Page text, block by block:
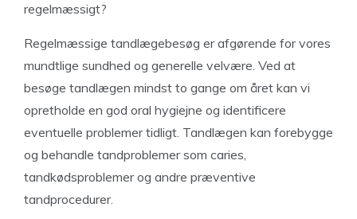
regelmæssigt?
Regelmæssige tandlægebesøg er afgørende for vores
mundtlige sundhed og generelle velvære. Ved at
besøge tandlægen mindst to gange om året kan vi
opretholde en god oral hygiejne og identificere
eventuelle problemer tidligt. Tandlægen kan forebygge
og behandle tandproblemer som caries,
tandkødsproblemer og andre præventive
tandprocedurer.